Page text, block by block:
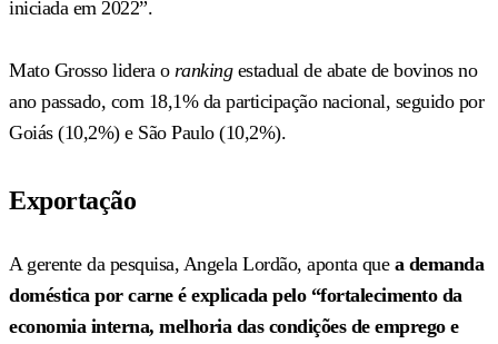
iniciada em 2022”.
Mato Grosso lidera o rankingestadual de abate de bovinos no
ano passado, com 18,1% da participação nacional, seguido por
Goiás (10,2%) e São Paulo (10,2%).
Exportação
A gerente da pesquisa, Angela Lordão, aponta que a demanda
doméstica por carne é explicada pelo “fortalecimento da
economia interna, melhoria das condições de emprego e